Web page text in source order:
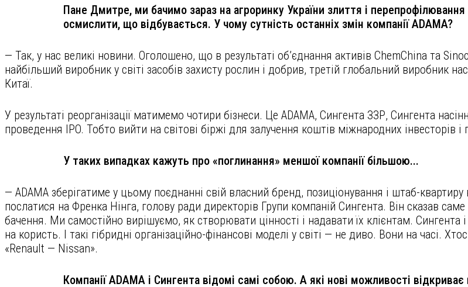
Пане Дмитре, ми бачимо зараз на агроринку України злиття і
осмислити, що відбувається. У чому сутність останніх змін компанії ADAMA?
— Так, у нас великі новини. Оголошено, що в результаті об’єднання активів ChemChina та
найбільший виробник у світі засобів захисту рослин і добрив, третій глобальний виробник
Китаї.
У результаті реорганізації матимемо чотири бізнеси. Це ADAMA, Сингента ЗЗР, Сингента
проведення IPO. Тобто вийти на світові біржі для залучення коштів міжнародних інвесторів
У таких випадках кажуть про «поглинання» меншої компанії більшою...
— ADAMA зберігатиме у цьому поєднанні свій власний бренд, позиціонування і штаб-
послатися на Френка Нінга, голову ради директорів Групи компаній Сингента. Він сказав
бачення. Ми самостійно вирішуємо, як створювати цінності і надавати їх клієнтам.
на користь. І такі гібридні організаційно-фінансові моделі у світі — не диво. Вони на часі.
«Renault — Nissan».
Компанії ADAMA і Сингента відомі самі собою. А які нові можливості